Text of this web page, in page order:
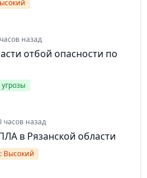
назад
отбой опасности по
часов назад
в Рязанской области
Высокий